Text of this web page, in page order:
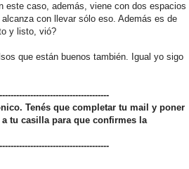
este caso, además, viene con dos espacios
con llevar sólo eso. Además es de
y listo, vió?
que están buenos también. Igual yo sigo
Tenés que completar tu mail y poner
tu casilla para que confirmes la